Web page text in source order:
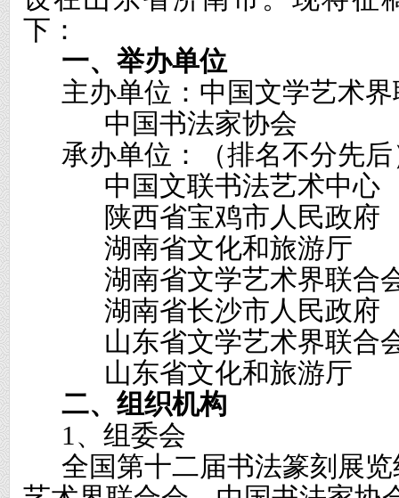
下：
一、举办单位
主办单位：中国文学艺术
中国书法家协会
承办单位：（排名不分先后
中国文联书法艺术中心
陕西省宝鸡市人民政府
湖南省文化和旅游厅
湖南省文学艺术界联合
湖南省长沙市人民政府
山东省文学艺术界联合
山东省文化和旅游厅
二、组织机构
1 、组委会
全国第十二届书法篆刻展